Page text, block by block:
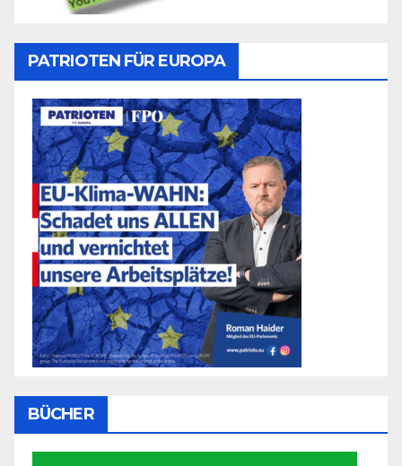
PATRIOTEN FÜR EUROPA
BÜCHER